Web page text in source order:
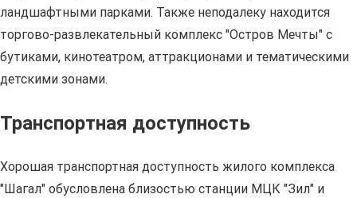
ландшафтными парками. Также неподалеку находится
торгово-развлекательный комплекс "Остров Мечты" с
бутиками, кинотеатром, аттракционами и тематическими
детскими зонами.
Транспортная доступность
Хорошая транспортная доступность жилого комплекса
"Шагал" обусловлена близостью станции МЦК "Зил" и